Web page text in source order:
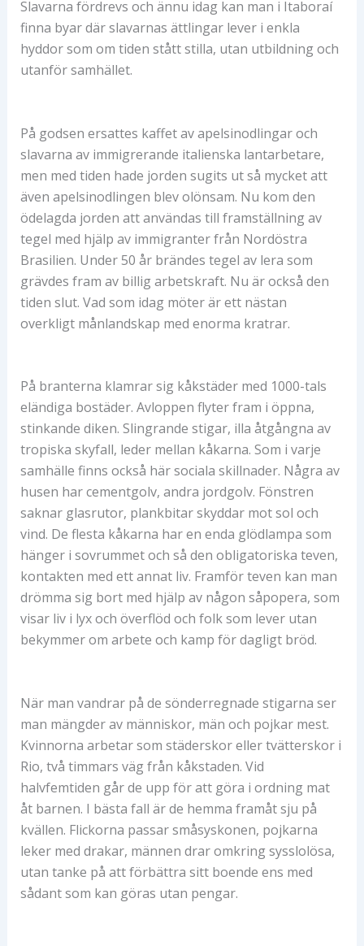
Slavarna fördrevs och ännu idag kan man i Itaboraí
finna byar där slavarnas ättlingar lever i enkla
hyddor som om tiden stått stilla, utan utbildning och
utanför samhället.
På godsen ersattes kaffet av apelsinodlingar och
slavarna av immigrerande italienska lantarbetare,
men med tiden hade jorden sugits ut så mycket att
även apelsinodlingen blev olönsam. Nu kom den
ödelagda jorden att användas till framställning av
tegel med hjälp av immigranter från Nordöstra
Brasilien. Under 50 år brändes tegel av lera som
grävdes fram av billig arbetskraft. Nu är också den
tiden slut. Vad som idag möter är ett nästan
overkligt månlandskap med enorma kratrar.
På branterna klamrar sig kåkstäder med 1000-tals
eländiga bostäder. Avloppen flyter fram i öppna,
stinkande diken. Slingrande stigar, illa åtgångna av
tropiska skyfall, leder mellan kåkarna. Som i varje
samhälle finns också här sociala skillnader. Några av
husen har cementgolv, andra jordgolv. Fönstren
saknar glasrutor, plankbitar skyddar mot sol och
vind. De flesta kåkarna har en enda glödlampa som
hänger i sovrummet och så den obligatoriska teven,
kontakten med ett annat liv. Framför teven kan man
drömma sig bort med hjälp av någon såpopera, som
visar liv i lyx och överflöd och folk som lever utan
bekymmer om arbete och kamp för dagligt bröd.
När man vandrar på de sönderregnade stigarna ser
man mängder av människor, män och pojkar mest.
Kvinnorna arbetar som städerskor eller tvätterskor i
Rio, två timmars väg från kåkstaden. Vid
halvfemtiden går de upp för att göra i ordning mat
åt barnen. I bästa fall är de hemma framåt sju på
kvällen. Flickorna passar småsyskonen, pojkarna
leker med drakar, männen drar omkring sysslolösa,
utan tanke på att förbättra sitt boende ens med
sådant som kan göras utan pengar.